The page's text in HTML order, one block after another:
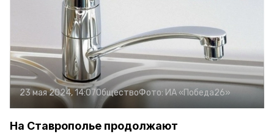
23 мая 2024, 14:07ОбществоФото: ИА «Победа26»
На Ставрополье продолжают